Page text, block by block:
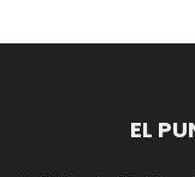
EL